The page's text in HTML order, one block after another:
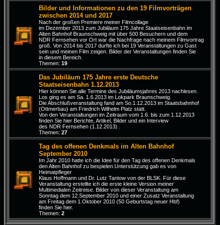
Bilder und Informationen zu den 19 Filmvorträgen
zwischen 2014 und 2017
Nach der großen Premiere meiner Filmcollage
im Dezember 2013 zum Jubiläum 175 Jahre Staatseisenbahn im
Alten Bahnhof Braunschweig mit über 500 Besuchern und dem
NDR Fernsehen vor Ort war die Nachfrage nach meinem Filmvortrag
groß. Von 2014 bis 2017 durfte ich bei 19 Veranstaltungen zu Gast
sein und meinen Film zeigen. Bilder der Veranstaltungen finden Sie
in diesem Bereich.
Themen: 19
Das Jubiläum 175 Jahre erste Deutsche
Staatseisenbahn 1.12.2013
Hier können Sie alle Termine des Jubiläumsjahres 2013 nachlesen.
Los ging es am Sa. 1.6.2013 im Lokpark Braunschweig.
Die Abschlußveranstaltung fand am So.1.12.2013 im Staatsbahnhof
(Ottmerbau) am Friedrich Wilhelm Platz statt.
Von den Veranstaltungen im Zeitraum vom 1.6. bis zum 1.12.2013
finden Sie hier Berichte, Artikel, Bilder und ein Interview
des NDR Fernsehen (1.12.2013) .
Themen: 27
Tag des offenen Denkmals im Alten Bahnhof
September 2010
Im Jahr 2010 hatte ich die Idee für den Tag des offenen Denkmals
den Alten Bahnhof zu bespielen.Unterstützung gab es von
Heimatpfleger
Klaus Hoffmann und Dr. Lutz Tantow von der BLSK. Für diese
Veranstaltung erstellte ich die erste kleine Version meiner
Multimedialen Zeitreise. Bilder von dieser Veranstaltung am
Sonntag dem 12.September 2010 und einer Zusatz Veranstaltung
am Freitag dem 1.Oktober 2010 (50 Geburtstag neuer Hbf)
finden Sie hier.
Themen: 2